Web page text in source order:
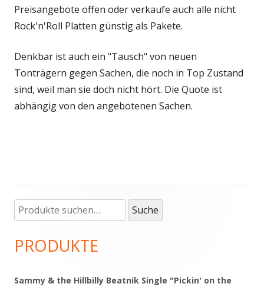
Preisangebote offen oder verkaufe auch alle nicht
Rock'n'Roll Platten günstig als Pakete.
Denkbar ist auch ein "Tausch" von neuen
Tonträgern gegen Sachen, die noch in Top Zustand
sind, weil man sie doch nicht hört. Die Quote ist
abhängig von den angebotenen Sachen.
Haupt-
Seitenleiste
Suche
nach:
Suche
PRODUKTE
Sammy & the Hillbilly Beatnik Single "Pickin' on the